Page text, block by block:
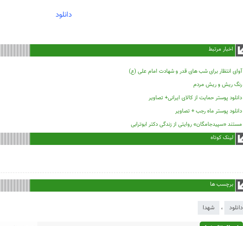
دانلود
اخبار مرتبط
آوای انتظار برای شب های قدر و شهادت امام علی (ع)
رنگ ریش و ریش مردم
دانلود پوستر حمایت از کالای ایرانی+ تصاویر
دانلود پوستر ماه رجب + تصاویر
مستند «سپیدجامگان» روایتی از زندگی دکتر ابوترابی
لینک کوتاه
برچسب ها
دانلود ، شهدا